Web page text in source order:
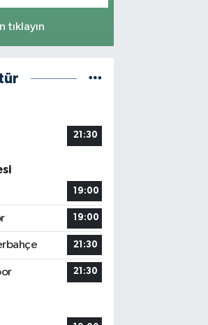
tıklayın
21:30
19:00
19:00
21:30
21:30